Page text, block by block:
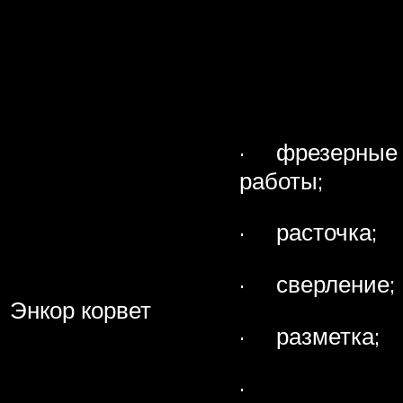
Энкор корвет
· фрезерные
работы;
· расточка;
· сверление;
· разметка;
·